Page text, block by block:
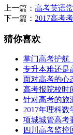
上一篇： 高考英语
下一篇： 2017高考
猜你喜欢
掌门高考护航
专升本难还是
面对高考的心
高考报院校时
针对高考的旅
2017年理科数
项城城管高考
四川高考监控